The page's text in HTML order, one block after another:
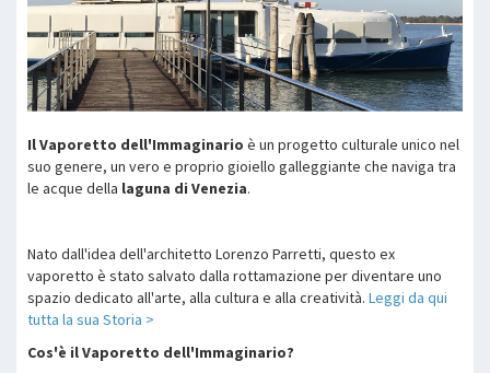
Il Vaporetto dell'Immaginario è un progetto culturale unico nel
suo genere, un vero e proprio gioiello galleggiante che naviga tra
le acque della laguna di Venezia.
Nato dall'idea dell'architetto Lorenzo Parretti, questo ex
vaporetto è stato salvato dalla rottamazione per diventare uno
spazio dedicato all'arte, alla cultura e alla creatività. Leggi da qui
tutta la sua Storia >
Cos'è il Vaporetto dell'Immaginario?